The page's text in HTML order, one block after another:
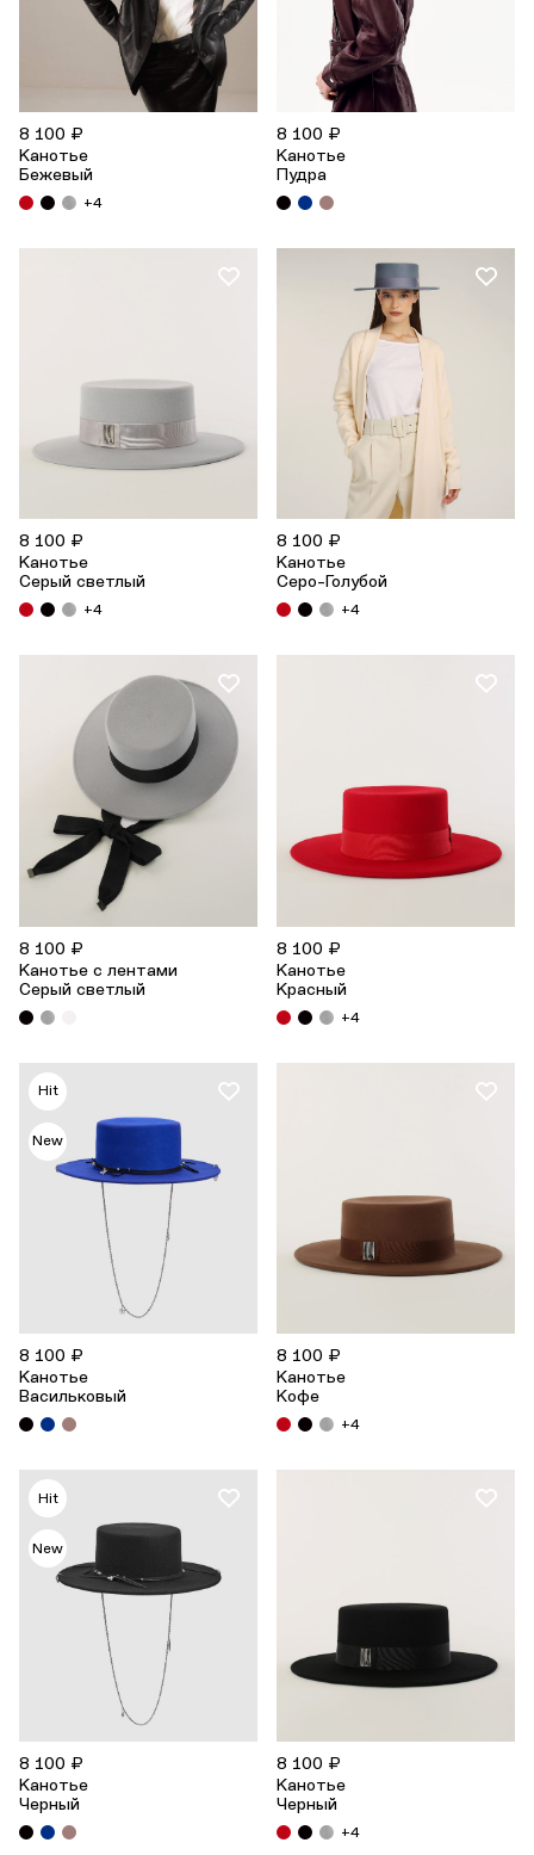
8 100 ₽
Канотье
Бежевый
+4
8 100 ₽
Канотье
Пудра
8 100 ₽
Канотье
Серый светлый
+4
8 100 ₽
Канотье
Серо-Голубой
+4
8 100 ₽
Канотье с лентами
Серый светлый
8 100 ₽
Канотье
Красный
+4
Hit
New
8 100 ₽
Канотье
Васильковый
8 100 ₽
Канотье
Кофе
+4
Hit
New
8 100 ₽
Канотье
Черный
8 100 ₽
Канотье
Черный
+4